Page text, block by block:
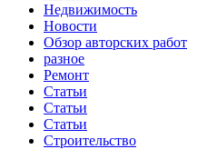
Недвижимость
Новости
Обзор авторских работ
разное
Ремонт
Статьи
Статьи
Статьи
Строительство